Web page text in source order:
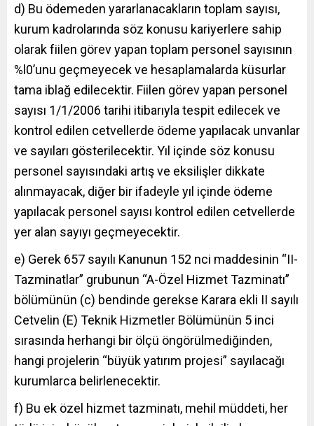
d) Bu ödemeden yararlanacakların toplam sayısı,
kurum kadrolarında söz konusu kariyerlere sahip
olarak fiilen görev yapan toplam personel sayısının
%l0’unu geçmeyecek ve hesaplamalarda küsurlar
tama iblağ edilecektir. Fiilen görev yapan personel
sayısı 1/1/2006 tarihi itibarıyla tespit edilecek ve
kontrol edilen cetvellerde ödeme yapılacak unvanlar
ve sayıları gösterilecektir. Yıl içinde söz konusu
personel sayısındaki artış ve eksilişler dikkate
alınmayacak, diğer bir ifadeyle yıl içinde ödeme
yapılacak personel sayısı kontrol edilen cetvellerde
yer alan sayıyı geçmeyecektir.
e) Gerek 657 sayılı Kanunun 152 nci maddesinin “II-
Tazminatlar” grubunun “A-Özel Hizmet Tazminatı”
bölümünün (c) bendinde gerekse Karara ekli II sayılı
Cetvelin (E) Teknik Hizmetler Bölümünün 5 inci
sırasında herhangi bir ölçü öngörülmediğinden,
hangi projelerin “büyük yatırım projesi” sayılacağı
kurumlarca belirlenecektir.
f) Bu ek özel hizmet tazminatı, mehil müddeti, her